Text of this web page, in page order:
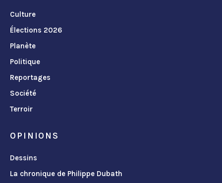
Culture
Élections 2026
Planète
Politique
Reportages
Société
Terroir
OPINIONS
Dessins
La chronique de Philippe Dubath